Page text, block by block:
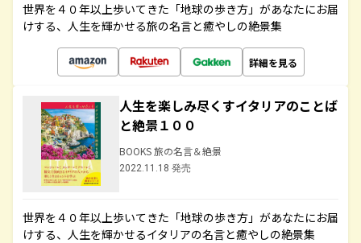
世界を４０年以上歩いてきた「地球の歩き方」があなたにお届
けする、人生を輝かせる旅の名言と癒やしの絶景集
詳細を見る
人生を楽しみ尽くすイタリアのことば
と絶景１００
BOOKS 旅の名言＆絶景
2022.11.18 発売
世界を４０年以上歩いてきた「地球の歩き方」があなたにお届
けする、人生を輝かせるイタリアの名言と癒やしの絶景集